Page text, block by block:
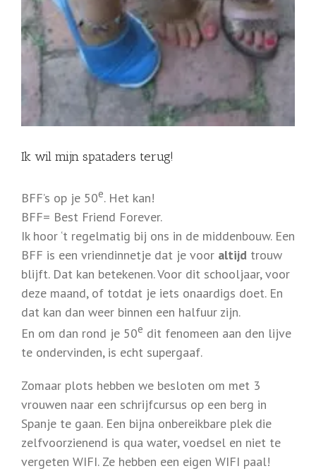
Ik wil mijn spataders terug!
BFF’s op je 50e. Het kan!
BFF= Best Friend Forever.
Ik hoor ‘t regelmatig bij ons in de middenbouw. Een
BFF is een vriendinnetje dat je voor altijd trouw
blijft. Dat kan betekenen. Voor dit schooljaar, voor
deze maand, of totdat je iets onaardigs doet. En
dat kan dan weer binnen een halfuur zijn.
En om dan rond je 50e dit fenomeen aan den lijve
te ondervinden, is echt supergaaf.
Zomaar plots hebben we besloten om met 3
vrouwen naar een schrijfcursus op een berg in
Spanje te gaan. Een bijna onbereikbare plek die
zelfvoorzienend is qua water, voedsel en niet te
vergeten WIFI. Ze hebben een eigen WIFI paal!